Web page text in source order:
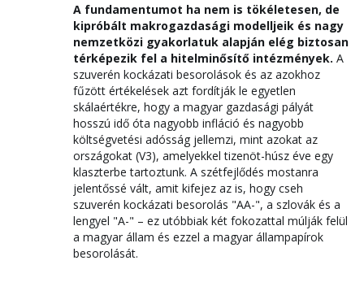
A fundamentumot ha nem is tökéletesen, de
kipróbált makrogazdasági modelljeik és nagy
nemzetközi gyakorlatuk alapján elég biztosan
térképezik fel a hitelminősítő intézmények. A
szuverén kockázati besorolások és az azokhoz
fűzött értékelések azt fordítják le egyetlen
skálaértékre, hogy a magyar gazdasági pályát
hosszú idő óta nagyobb infláció és nagyobb
költségvetési adósság jellemzi, mint azokat az
országokat (V3), amelyekkel tizenöt-húsz éve egy
klaszterbe tartoztunk. A szétfejlődés mostanra
jelentőssé vált, amit kifejez az is, hogy cseh
szuverén kockázati besorolás "AA-", a szlovák és a
lengyel "A-" – ez utóbbiak két fokozattal múlják felül
a magyar állam és ezzel a magyar állampapírok
besorolását.